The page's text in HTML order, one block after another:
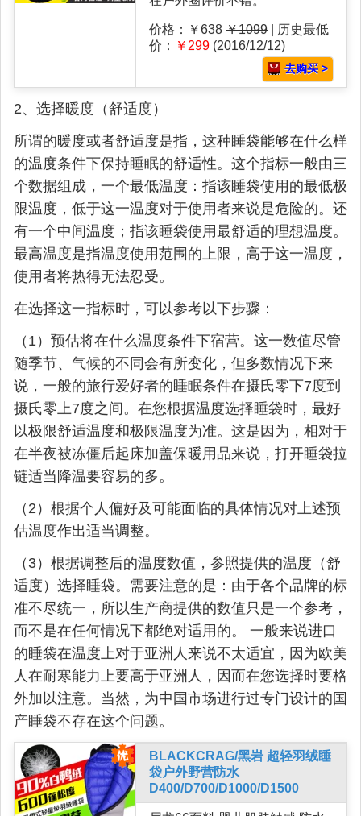
价格：￥638 ￥1099 | 历史最低
价：
￥299 (2016/12/12)
去购买 >
2、选择暖度（舒适度）
所谓的暖度或者舒适度是指，这种睡袋能够在什么样
的温度条件下保持睡眠的舒适性。这个指标一般由三
个数据组成，一个最低温度：指该睡袋使用的最低极
限温度，低于这一温度对于使用者来说是危险的。还
有一个中间温度；指该睡袋使用最舒适的理想温度。
最高温度是指温度使用范围的上限，高于这一温度，
使用者将热得无法忍受。
在选择这一指标时，可以参考以下步骤：
（1）预估将在什么温度条件下宿营。这一数值尽管
随季节、气候的不同会有所变化，但多数情况下来
说，一般的旅行爱好者的睡眠条件在摄氏零下7度到
摄氏零上7度之间。在您根据温度选择睡袋时，最好
以极限舒适温度和极限温度为准。这是因为，相对于
在半夜被冻僵后起床加盖保暖用品来说，打开睡袋拉
链适当降温要容易的多。
（2）根据个人偏好及可能面临的具体情况对上述预
估温度作出适当调整。
（3）根据调整后的温度数值，参照提供的温度（舒
适度）选择睡袋。需要注意的是：由于各个品牌的标
准不尽统一，所以生产商提供的数值只是一个参考，
而不是在任何情况下都绝对适用的。 一般来说进口
的睡袋在温度上对于亚洲人来说不太适宜，因为欧美
人在耐寒能力上要高于亚洲人，因而在您选择时要格
外加以注意。当然，为中国市场进行过专门设计的国
产睡袋不存在这个问题。
BLACKCRAG/黑岩 超轻羽绒睡
袋户外野营防水
D400/D700/D1000/D1500